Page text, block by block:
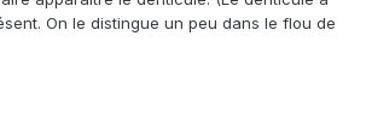
On le distingue un peu dans le flou de